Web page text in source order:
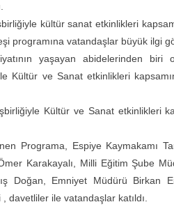
kültür sanat etkinlikleri
programına vatandaşlar büyük ilgi
yaşayan abidelerinden biri
Kültür ve Sanat etkinlikleri
Kültür ve Sanat etkinlikleri
Programa, Espiye Kaymakamı
Karakayalı, Milli Eğitim Şube
Doğan, Emniyet Müdürü Birkan
ile vatandaşlar katıldı.